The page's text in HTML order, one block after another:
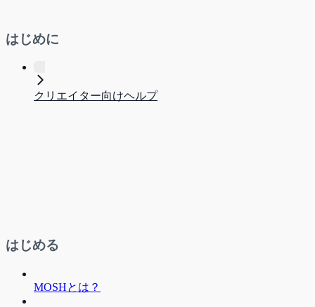
はじめに
クリエイター向けヘルプ
はじめる
MOSHとは？